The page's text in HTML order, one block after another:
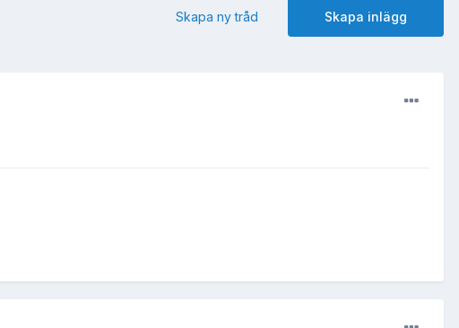
Skapa inlägg
Skapa ny tråd